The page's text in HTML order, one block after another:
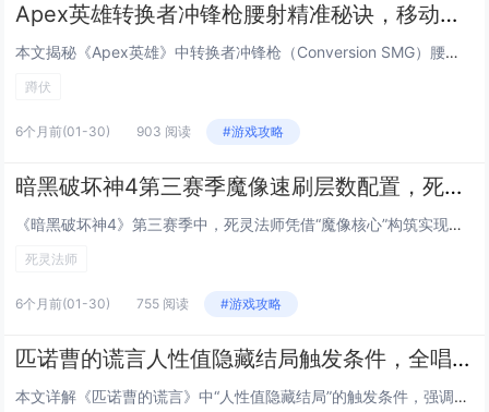
Apex英雄转换者冲锋枪腰射精准秘诀，移动中按下蹲伏键的弹道稳定玄学技巧
本文揭秘《Apex英雄》中转换者冲锋枪（Conversion SMG）腰射精准度提升的核心技巧：在移动中连续、有节奏地按下蹲伏键（默认Ctrl），可显著增强腰射稳定性与弹道集中度，该操作并非单纯降低后坐力，而是利用蹲伏瞬间的移动速度骤减与角...
蹲伏
6个月前(01-30) 903 阅读 #游戏攻略
暗黑破坏神4第三赛季魔像速刷层数配置，死灵法师利用魔像核心刷100层噩梦
《暗黑破坏神4》第三赛季中，死灵法师凭借“魔像核心”构筑实现高效速刷噩梦地下城100层，该配置以“不朽之王的诅咒”与“魔像核心”为核心，搭配“亡者大军”“骸骨装甲”及“鲜血潮汐”等技能，大幅提升魔像生存与输出能力；装备侧重冷却缩减、召唤物增...
死灵法师
6个月前(01-30) 755 阅读 #游戏攻略
匹诺曹的谎言人性值隐藏结局触发条件，全唱片收集与关键对话选择时间节点
本文详解《匹诺曹的谎言》中“人性值隐藏结局”的触发条件，强调该结局与玩家全程积累的“人性值”密切相关，需在关键剧情节点（如第一章工厂对话、第三章孤儿院抉择、终章审判前夜）做出偏向共情、牺牲或诚实的选择，避免过度功利性行为，必须100%收集全...